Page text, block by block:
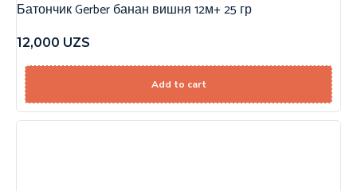
Батончик Gerber банан вишня 12м+ 25 гр
12,000 UZS
Add to cart